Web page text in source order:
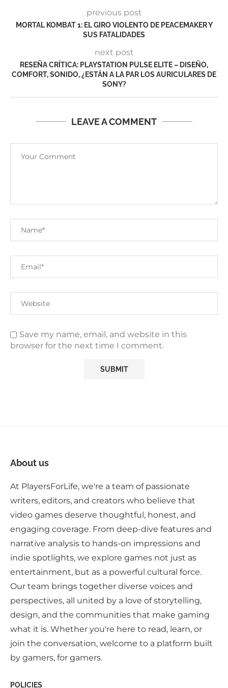
previous post
MORTAL KOMBAT 1: EL GIRO VIOLENTO DE PEACEMAKER Y
SUS FATALIDADES
next post
RESEÑA CRÍTICA: PLAYSTATION PULSE ELITE – DISEÑO,
COMFORT, SONIDO, ¿ESTÁN A LA PAR LOS AURICULARES DE
SONY?
LEAVE A COMMENT
Save my name, email, and website in this
browser for the next time I comment.
About us
At PlayersForLife, we're a team of passionate
writers, editors, and creators who believe that
video games deserve thoughtful, honest, and
engaging coverage. From deep-dive features and
narrative analysis to hands-on impressions and
indie spotlights, we explore games not just as
entertainment, but as a powerful cultural force.
Our team brings together diverse voices and
perspectives, all united by a love of storytelling,
design, and the communities that make gaming
what it is. Whether you're here to read, learn, or
join the conversation, welcome to a platform built
by gamers, for gamers.
POLICIES